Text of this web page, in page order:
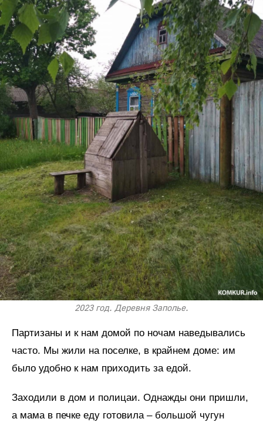
2023 год. Деревня Заполье.
Партизаны и к нам домой по ночам наведывались
часто. Мы жили на поселке, в крайнем доме: им
было удобно к нам приходить за едой.
Заходили в дом и полицаи. Однажды они пришли,
а мама в печке еду готовила – большой чугун